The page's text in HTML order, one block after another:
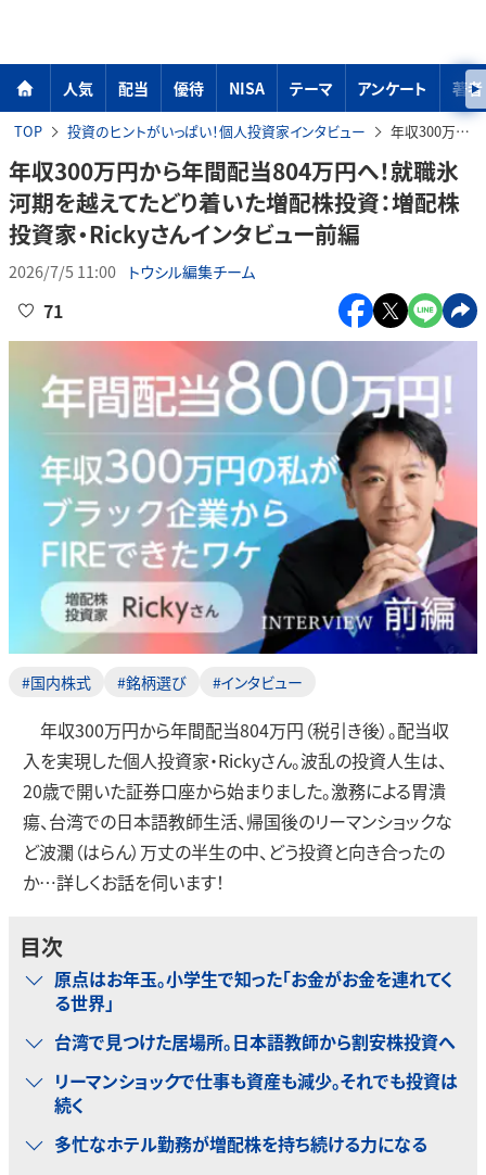
人気 配当 優待 NISA テーマ アンケート 著者
TOP 投資のヒントがいっぱい！個人投資家インタビュー 年収300万円から年間配当804万円へ！就職氷河期を越えてたどり着いた増配株投資：増配株投資家・Rickyさんインタビュー前編
年収300万円から年間配当804万円へ！就職氷
河期を越えてたどり着いた増配株投資：増配株
投資家・Rickyさんインタビュー前編
2026/7/5 11:00 トウシル編集チーム
71
#国内株式 #銘柄選び #インタビュー
年収300万円から年間配当804万円（税引き後）。配当収
入を実現した個人投資家・Rickyさん。波乱の投資人生は、
20歳で開いた証券口座から始まりました。激務による胃潰
瘍、台湾での日本語教師生活、帰国後のリーマンショックな
ど波瀾（はらん）万丈の半生の中、どう投資と向き合ったの
か…詳しくお話を伺います！
目次
原点はお年玉。小学生で知った「お金がお金を連れてく
る世界」
台湾で見つけた居場所。日本語教師から割安株投資へ
リーマンショックで仕事も資産も減少。それでも投資は
続く
多忙なホテル勤務が増配株を持ち続ける力になる